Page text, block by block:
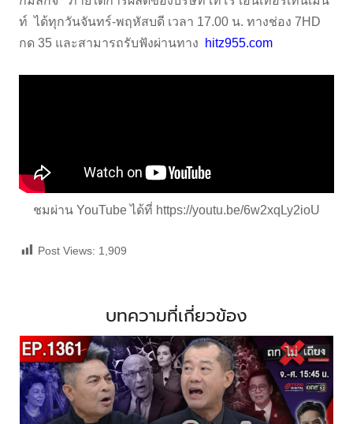
ท์ ได้ทุกวันจันทร์-พฤหัสบดี เวลา 17.00 น. ทางช่อง 7HD
กด 35 และสามารถรับฟังผ่านทาง
hitz955.com
ชมผ่าน YouTube ได้ที่ https://youtu.be/6w2xqLy2ioU
Post Views: 1,909
บทความที่เกี่ยวข้อง